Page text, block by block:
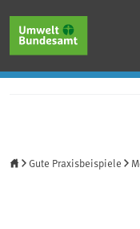
Gute Praxisbeispiele